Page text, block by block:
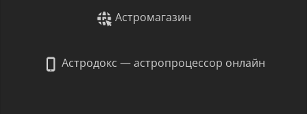
Астромагазин
Астродокс — астропроцессор онлайн